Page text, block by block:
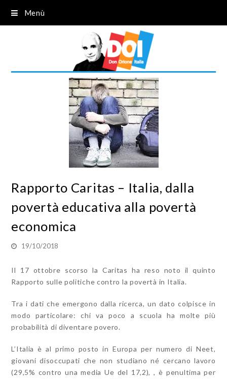
Menù
Rapporto Caritas – Italia, dalla
povertà educativa alla povertà
economica
19/10/2018
Il 17 ottobre scorso la Caritas ha reso noto il quinto
Rapporto sulle politiche contro la povertà in Italia.
Tra i dati che emergono dalla ricerca, un dato colpisce in
modo particolare: chi va poco a scuola ha molte più
probabilità di diventare povero.
L’Italia è al primo posto in Europa per numero di Neet,
giovani disoccupati che non studiano né cercano lavoro
(29,5% contro una media Ue del 17,2), , è penultima per